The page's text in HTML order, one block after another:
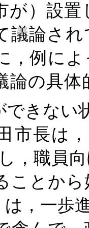
が）設
議論さ
，例に
論の具
できない
長は
，職員
ことか
，一歩